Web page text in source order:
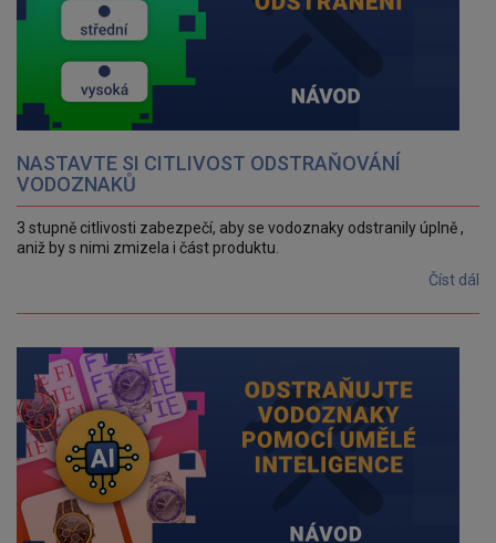
NASTAVTE SI CITLIVOST ODSTRAŇOVÁNÍ
VODOZNAKŮ
3 stupně citlivosti zabezpečí, aby se vodoznaky odstranily úplně ,
aniž by s nimi zmizela i část produktu.
Číst dál